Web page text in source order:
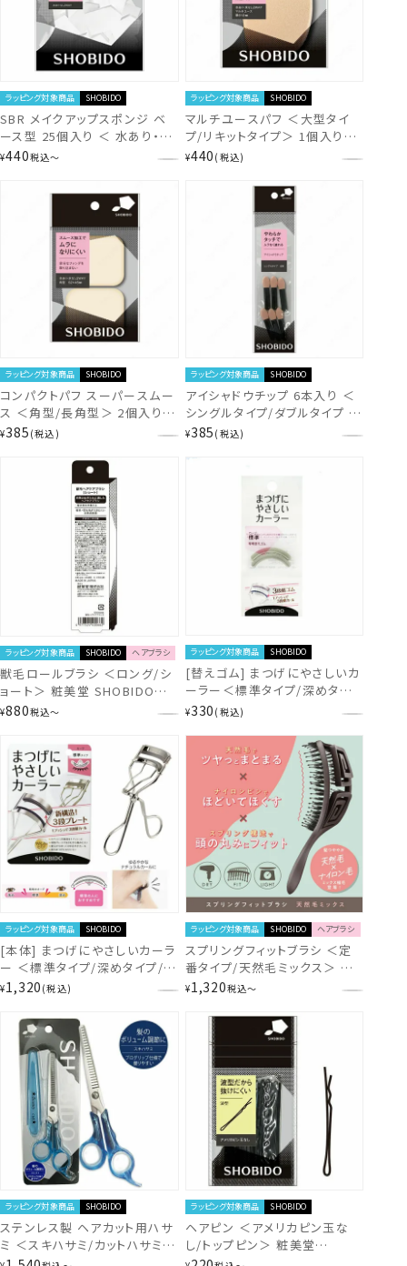
ラッピング対象商品 SHOBIDO
SBR メイクアップスポンジ ベ
ース型 25個入り ＜ 水あり・な
し2WAY/天然素材使用 ＞ 粧美
¥440税込〜
ラッピング対象商品 SHOBIDO
マルチユースパフ ＜大型タイ
プ/リキットタイプ＞ 1個入り
(水あり/水なし) 2WAYタイプ
ク リキッドファンデ 粧美堂
¥440 税込
ラッピング対象商品 SHOBIDO
コンパクトパフ スーパースムー
ス ＜角型/長角型＞ 2個入り
（スムース加工 水あり 水なし
らか スポンジパフ ベースメイ
ク リキッドファンデ キメ細やか
ムラなく塗れる 薄付きファンデ
小鼻 毛穴カバー ファンデーシ
ョン） 粧美堂 SHOBIDO
¥385 税込
ラッピング対象商品 SHOBIDO
アイシャドウチップ 6本入り ＜
シングルタイプ/ダブルタイプ ＞
(やわらかパフ ケースに入る コ
出かけ メイク直し 旅行 ) 粧美
¥385 税込
ラッピング対象商品 SHOBIDO ヘアブラシ
獣毛ロールブラシ ＜ロング/シ
ョート＞ 粧美堂 SHOBIDO
shobido
¥880税込〜
ラッピング対象商品 SHOBIDO
[替えゴム] まつげにやさしいカ
ーラー＜標準タイプ/深めタイ
プ/コンパクト＞ 2個入り 粧美
¥330 税込
ラッピング対象商品 SHOBIDO
[本体] まつげにやさしいカーラ
ー ＜標準タイプ/深めタイプ/コ
ンパクト＞ (替えゴム1個入り)
¥1,320 税込
ラッピング対象商品 SHOBIDO ヘアブラシ
スプリングフィットブラシ ＜定
番タイプ/天然毛ミックス＞ 粧
美堂 SHOBIDO ヘアブラシ
¥1,320税込〜
ラッピング対象商品 SHOBIDO
ステンレス製 ヘアカット用ハサ
ミ ＜スキハサミ/カットハサミ＞
(前髪カット セルフカット 散髪
ラッピング対象商品 SHOBIDO
ヘアピン ＜アメリカピン玉な
し/トップピン＞ 粧美堂
SHOBIDO shobido